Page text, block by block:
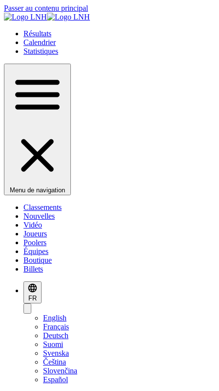
Passer au contenu principal
Résultats
Calendrier
Statistiques
Menu de navigation
Classements
Nouvelles
Vidéo
Joueurs
Poolers
Équipes
Boutique
Billets
FR
English
Français
Deutsch
Suomi
Svenska
Čeština
Slovenčina
Español